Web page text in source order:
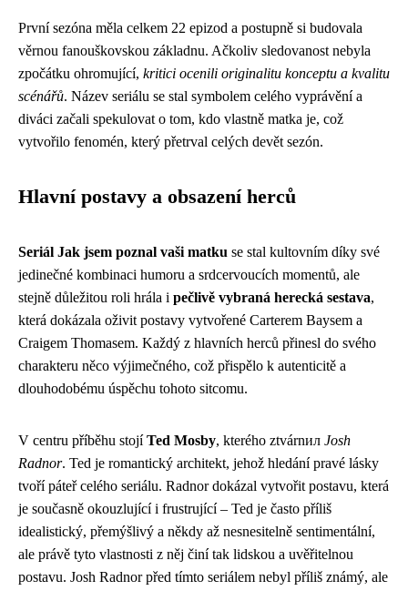
První sezóna měla celkem 22 epizod a postupně si budovala
věrnou fanouškovskou základnu. Ačkoliv sledovanost nebyla
zpočátku ohromující, kritici ocenili originalitu konceptu a kvalitu
scénářů. Název seriálu se stal symbolem celého vyprávění a
diváci začali spekulovat o tom, kdo vlastně matka je, což
vytvořilo fenomén, který přetrval celých devět sezón.
Hlavní postavy a obsazení herců
Seriál Jak jsem poznal vaši matku se stal kultovním díky své
jedinečné kombinaci humoru a srdcervoucích momentů, ale
stejně důležitou roli hrála i pečlivě vybraná herecká sestava,
která dokázala oživit postavy vytvořené Carterem Baysem a
Craigem Thomasem. Každý z hlavních herců přinesl do svého
charakteru něco výjimečného, což přispělo k autenticitě a
dlouhodobému úspěchu tohoto sitcomu.
V centru příběhu stojí Ted Mosby, kterého ztvárnил Josh
Radnor. Ted je romantický architekt, jehož hledání pravé lásky
tvoří páteř celého seriálu. Radnor dokázal vytvořit postavu, která
je současně okouzlující i frustrující – Ted je často příliš
idealistický, přemýšlivý a někdy až nesnesitelně sentimentální,
ale právě tyto vlastnosti z něj činí tak lidskou a uvěřitelnou
postavu. Josh Radnor před tímto seriálem nebyl příliš známý, ale